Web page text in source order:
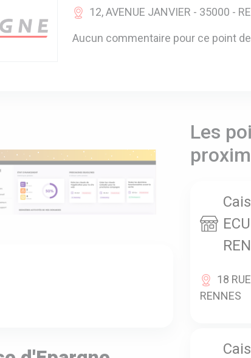
12, AVENUE JANVIER - 35000 -
Aucun commentaire pour ce point
Les
18
RENNES